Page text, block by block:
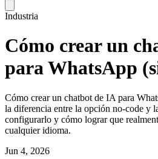
Industria
Cómo crear un
para WhatsApp
Cómo crear un chatbot de IA para
la diferencia entre la opción no-code y
configurarlo y cómo lograr que
cualquier idioma.
Jun 4, 2026